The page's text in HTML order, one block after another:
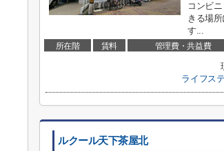
コンビ
きる場
す...
所在階 賃料 管理費・共益費
ライフス
ルクール天下茶屋北